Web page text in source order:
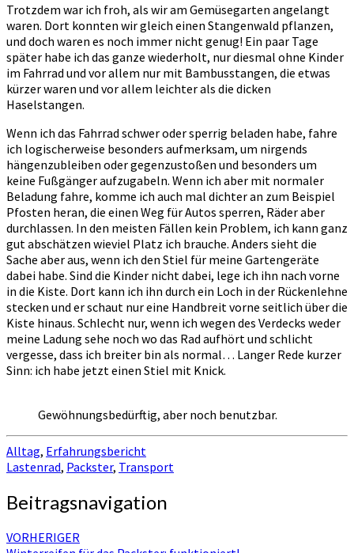
Trotzdem war ich froh, als wir am Gemüsegarten angelangt
waren. Dort konnten wir gleich einen Stangenwald pflanzen,
und doch waren es noch immer nicht genug! Ein paar Tage
später habe ich das ganze wiederholt, nur diesmal ohne Kinder
im Fahrrad und vor allem nur mit Bambusstangen, die etwas
kürzer waren und vor allem leichter als die dicken
Haselstangen.
Wenn ich das Fahrrad schwer oder sperrig beladen habe, fahre
ich logischerweise besonders aufmerksam, um nirgends
hängenzubleiben oder gegenzustoßen und besonders um
keine Fußgänger aufzugabeln. Wenn ich aber mit normaler
Beladung fahre, komme ich auch mal dichter an zum Beispiel
Pfosten heran, die einen Weg für Autos sperren, Räder aber
durchlassen. In den meisten Fällen kein Problem, ich kann ganz
gut abschätzen wieviel Platz ich brauche. Anders sieht die
Sache aber aus, wenn ich den Stiel für meine Gartengeräte
dabei habe. Sind die Kinder nicht dabei, lege ich ihn nach vorne
in die Kiste. Dort kann ich ihn durch ein Loch in der Rückenlehne
stecken und er schaut nur eine Handbreit vorne seitlich über die
Kiste hinaus. Schlecht nur, wenn ich wegen des Verdecks weder
meine Ladung sehe noch wo das Rad aufhört und schlicht
vergesse, dass ich breiter bin als normal… Langer Rede kurzer
Sinn: ich habe jetzt einen Stiel mit Knick.
Gewöhnungsbedürftig, aber noch benutzbar.
Alltag, Erfahrungsbericht
Lastenrad, Packster, Transport
Beitragsnavigation
VORHERIGER